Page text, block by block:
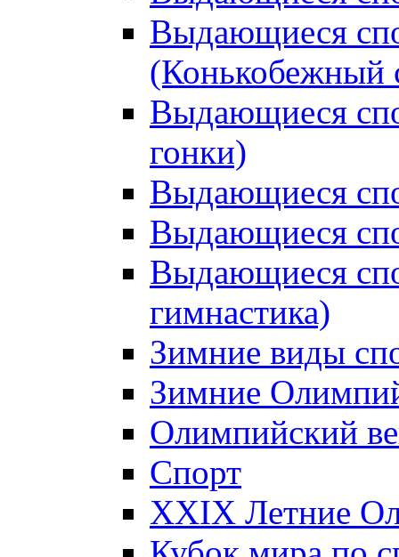
Выдающиеся
(Конькобежный
Выдающиеся
гонки)
Выдающиеся
Выдающиеся
Выдающиеся
гимнастика)
Зимние виды
Зимние
Олимпийский
Спорт
XXIX Летние